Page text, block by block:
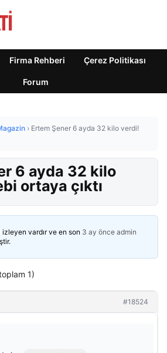
Firma Rehberi Çerez Politikası
Forum
› Ertem Şener 6 ayda 32 kilo verdi!
6 ayda 32 kilo
ortaya çıktı
izleyen vardır ve en son 3 ay önce admin
1)
#18524